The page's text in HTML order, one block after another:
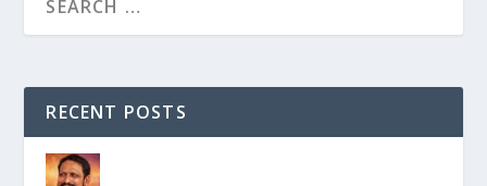
RECENT POSTS